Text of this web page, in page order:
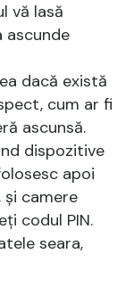
vă lasă
ascunde
dacă există
cum ar fi
ascunsă.
dispozitive
apoi
și camere
codul PIN.
seara,